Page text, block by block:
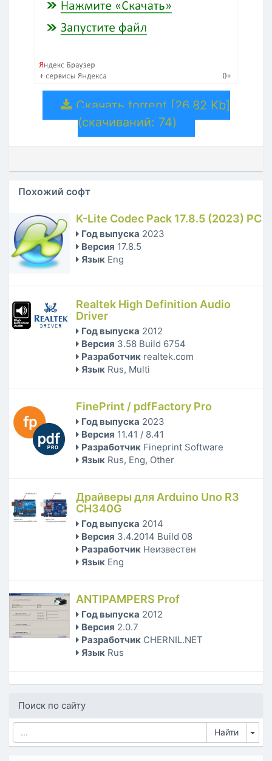
Скачать torrent [26.82 Kb]
(cкачиваний: 74)
Похожий софт
K-Lite Codec Pack 17.8.5 (2023) PC
Год выпуска 2023
Версия 17.8.5
Язык Eng
Realtek High Definition Audio
Driver
Год выпуска 2012
Версия 3.58 Build 6754
Разработчик realtek.com
Язык Rus, Multi
FinePrint / pdfFactory Pro
Год выпуска 2023
Версия 11.41 / 8.41
Разработчик Fineprint Software
Язык Rus, Eng, Other
Драйверы для Arduino Uno R3
CH340G
Год выпуска 2014
Версия 3.4.2014 Build 08
Разработчик Неизвестен
Язык Eng
ANTIPAMPERS Prof
Год выпуска 2012
Версия 2.0.7
Разработчик CHERNIL.NET
Язык Rus
Поиск по сайту